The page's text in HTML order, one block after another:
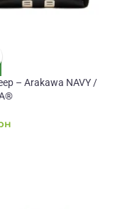
– Arakawa NAVY /